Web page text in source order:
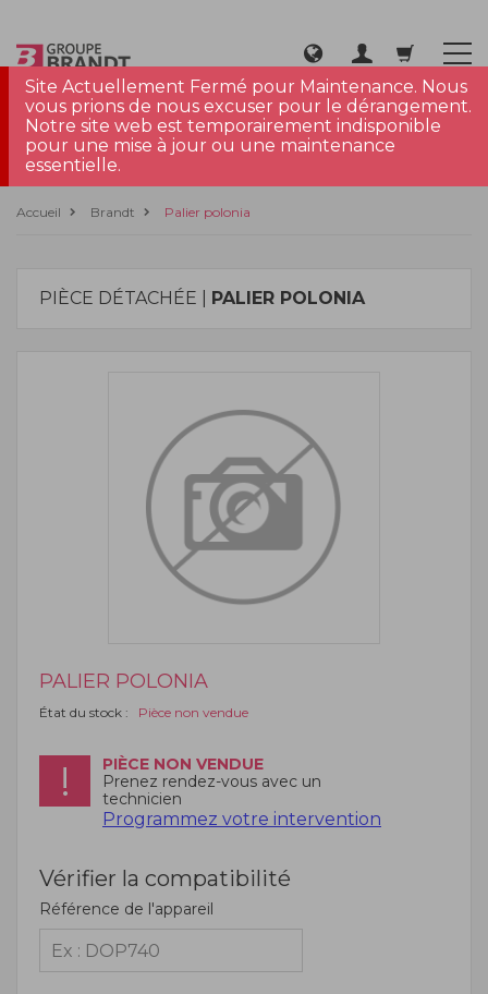
Site Actuellement Fermé pour Maintenance. Nous
vous prions de nous excuser pour le dérangement.
Notre site web est temporairement indisponible
pour une mise à jour ou une maintenance
essentielle.
Accueil Brandt Palier polonia
PIÈCE DÉTACHÉE | PALIER POLONIA
PALIER POLONIA
État du stock : Pièce non vendue
PIÈCE NON VENDUE
Prenez rendez-vous avec un
technicien
Programmez votre intervention
Vérifier la compatibilité
Référence de l'appareil